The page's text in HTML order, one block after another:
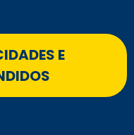
E